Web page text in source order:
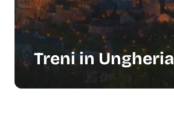
Treni in Ungheria